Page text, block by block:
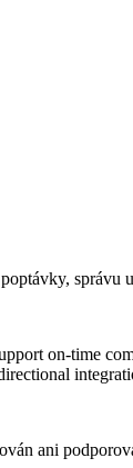
správu
on-time
ani